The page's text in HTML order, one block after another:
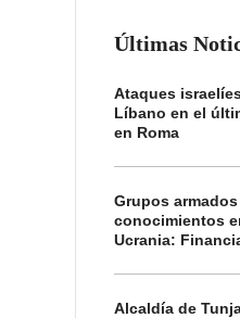
Últimas
Ataques
Líbano en el
en Roma
Grupos
conocimientos
Ucrania:
Alcaldía de